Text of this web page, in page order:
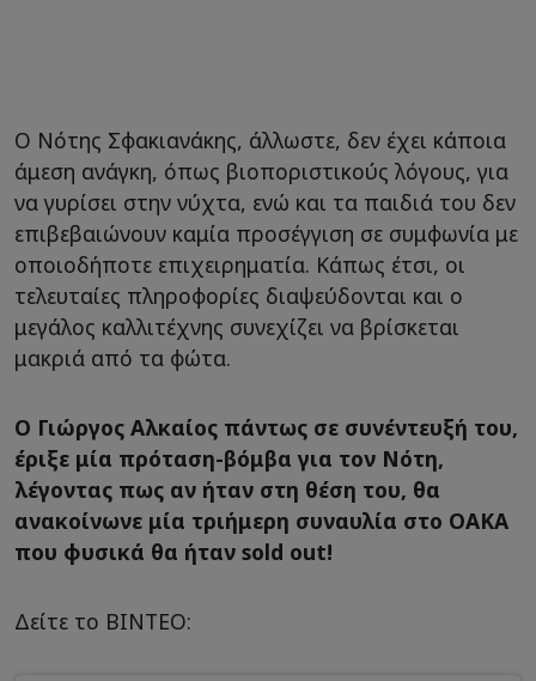
Ο Νότης Σφακιανάκης, άλλωστε, δεν έχει κάποια
άμεση ανάγκη, όπως βιοποριστικούς λόγους, για
να γυρίσει στην νύχτα, ενώ και τα παιδιά του δεν
επιβεβαιώνουν καμία προσέγγιση σε συμφωνία με
οποιοδήποτε επιχειρηματία. Κάπως έτσι, οι
τελευταίες πληροφορίες διαψεύδονται και ο
μεγάλος καλλιτέχνης συνεχίζει να βρίσκεται
μακριά από τα φώτα.
Ο Γιώργος Αλκαίος πάντως σε συνέντευξή του,
έριξε μία πρόταση-βόμβα για τον Νότη,
λέγοντας πως αν ήταν στη θέση του, θα
ανακοίνωνε μία τριήμερη συναυλία στο ΟΑΚΑ
που φυσικά θα ήταν sold out!
Δείτε το ΒΙΝΤΕΟ: